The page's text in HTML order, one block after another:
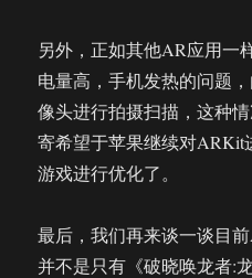
另外，正如其他AR应用一
电量高，手机发热的问题
像头进行拍摄扫描，这种
寄希望于苹果继续对
游戏进行优化了。
最后，我们再来谈一谈目
并不是只有《破晓唤龙者: